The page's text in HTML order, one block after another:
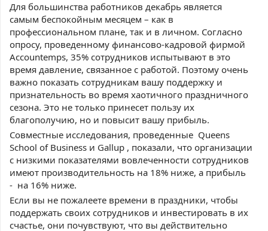
Для большинства работников декабрь является
самым беспокойным месяцем – как в
профессиональном плане, так и в личном. Согласно
опросу, проведенному финансово-кадровой фирмой
Accountemps, 35% сотрудников испытывают в это
время давление, связанное с работой. Поэтому очень
важно показать сотрудникам вашу поддержку и
признательность во время хаотичного праздничного
сезона. Это не только принесет пользу их
благополучию, но и повысит вашу прибыль.
Совместные исследования, проведенные Queens
School of Business и Gallup , показали, что организации
с низкими показателями вовлеченности сотрудников
имеют производительность на 18% ниже, а прибыль
- на 16% ниже.
Если вы не пожалеете времени в праздники, чтобы
поддержать своих сотрудников и инвестировать в их
счастье, они почувствуют, что вы действительно